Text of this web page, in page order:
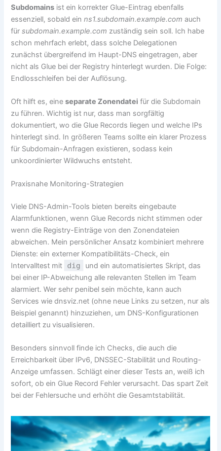
Subdomains ist ein korrekter Glue-Eintrag ebenfalls
essenziell, sobald einns1.subdomain.example.com auch
fürsubdomain.example.com zuständig sein soll. Ich habe
schon mehrfach erlebt, dass solche Delegationen
zunächst übergreifend im Haupt-DNS eingetragen, aber
nicht als Glue bei der Registry hinterlegt wurden. Die Folge:
Endlosschleifen bei der Auflösung.
Oft hilft es, eineseparate Zonendatei für die Subdomain
zu führen. Wichtig ist nur, dass man sorgfältig
dokumentiert, wo die Glue Records liegen und welche IPs
hinterlegt sind. In größeren Teams sollte ein klarer Prozess
für Subdomain-Anfragen existieren, sodass kein
unkoordinierter Wildwuchs entsteht.
Praxisnahe Monitoring-Strategien
Viele DNS-Admin-Tools bieten bereits eingebaute
Alarmfunktionen, wenn Glue Records nicht stimmen oder
wenn die Registry-Einträge von den Zonendateien
abweichen. Mein persönlicher Ansatz kombiniert mehrere
Dienste: ein externer Kompatibilitäts-Check, ein
Intervalltest mit
dig
und ein automatisiertes Skript, das
bei einer IP-Abweichung alle relevanten Stellen im Team
alarmiert. Wer sehr penibel sein möchte, kann auch
Services wie dnsviz.net (ohne neue Links zu setzen, nur als
Beispiel genannt) hinzuziehen, um DNS-Konfigurationen
detailliert zu visualisieren.
Besonders sinnvoll finde ich Checks, die auch die
Erreichbarkeit über IPv6, DNSSEC-Stabilität und Routing-
Anzeige umfassen. Schlägt einer dieser Tests an, weiß ich
sofort, ob ein Glue Record Fehler verursacht. Das spart Zeit
bei der Fehlersuche und erhöht die Gesamtstabilität.